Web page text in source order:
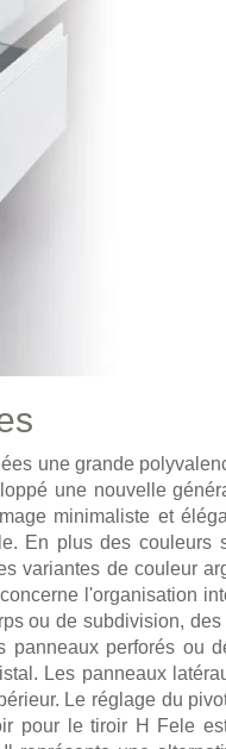
une grande
une nouvelle
minimaliste et
En plus des couleurs
variantes de couleur
l'organisation
ou de subdivision,
perforés ou
Les panneaux
Le réglage du
pour le tiroir H Fele